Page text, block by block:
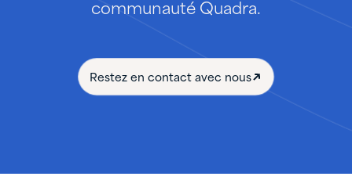
communauté Quadra.
Restez en contact avec nous